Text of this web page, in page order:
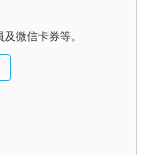
微信卡券等。